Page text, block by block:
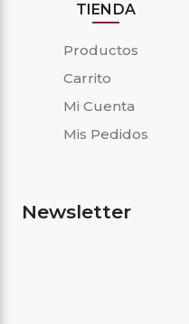
TIENDA
Productos
Carrito
Mi Cuenta
Mis Pedidos
Newsletter